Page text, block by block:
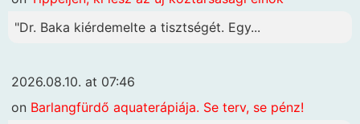
"Dr. Baka kiérdemelte a tisztségét. Egy...
2026.08.10. at 07:46
on Barlangfürdő aquaterápiája. Se terv, se pénz!